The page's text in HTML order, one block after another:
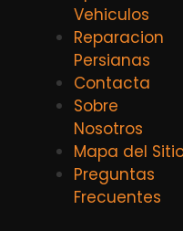
Vehiculos
Reparacion
Persianas
Contacta
Sobre
Nosotros
Mapa del
Preguntas
Frecuentes